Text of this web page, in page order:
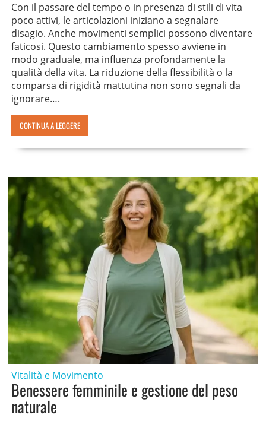
Con il passare del tempo o in presenza di stili di vita
poco attivi, le articolazioni iniziano a segnalare
disagio. Anche movimenti semplici possono diventare
faticosi. Questo cambiamento spesso avviene in
modo graduale, ma influenza profondamente la
qualità della vita. La riduzione della flessibilità o la
comparsa di rigidità mattutina non sono segnali da
ignorare….
CONTINUA A LEGGERE
Vitalità e Movimento
Benessere femminile e gestione del peso
naturale